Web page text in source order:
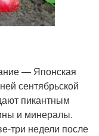
— Японская
сентябрьской
пикантным
и минералы.
три недели после